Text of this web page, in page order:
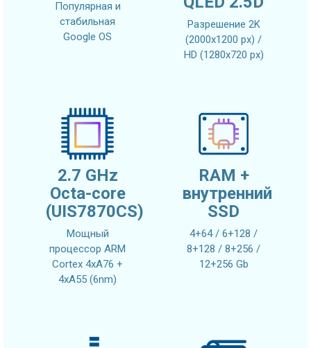
Популярная и
стабильная
Google OS
Разрешение 2K
(2000x1200 px) /
HD (1280x720 px)
2.7 GHz
Octa-core
(UIS7870CS)
Мощный
процессор ARM
Cortex 4xA76 +
4xA55 (6nm)
RAM +
внутренний
SSD
4+64 / 6+128 /
8+128 / 8+256 /
12+256 Gb